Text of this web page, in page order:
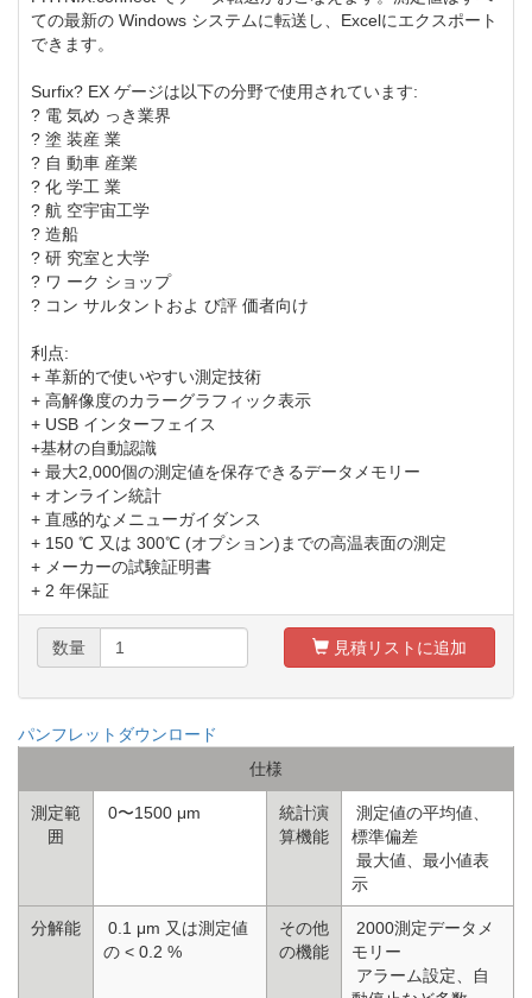
ての最新の Windows システムに転送し、Excelにエクスポート
できます。
Surfix? EX ゲージは以下の分野で使用されています:
? 電 気め っき業界
? 塗 装産 業
? 自 動車 産業
? 化 学工 業
? 航 空宇宙工学
? 造船
? 研 究室と大学
? ワ ーク ショップ
? コン サルタントおよ び評 価者向け
利点:
+ 革新的で使いやすい測定技術
+ 高解像度のカラーグラフィック表示
+ USB インターフェイス
+基材の自動認識
+ 最大2,000個の測定値を保存できるデータメモリー
+ オンライン統計
+ 直感的なメニューガイダンス
+ 150 ℃ 又は 300℃ (オプション)までの高温表面の測定
+ メーカーの試験証明書
+ 2 年保証
数量 見積リストに追加
パンフレットダウンロード
仕様
測定範
囲
0〜1500 μm
統計演
算機能
測定値の平均値、
標準偏差
最大値、最小値表
示
分解能
0.1 μm 又は測定値
の < 0.2 %
その他
の機能
2000測定データメ
モリー
アラーム設定、自